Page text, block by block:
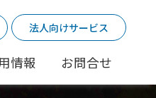
法人向けサービス
情報 お問合せ